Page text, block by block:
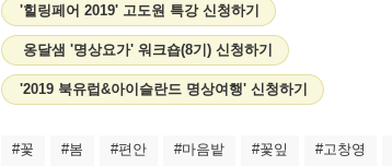
'힐링페어 2019' 고도원 특강 신청하기
옹달샘 '명상요가' 워크숍(8기) 신청하기
'2019 북유럽&아이슬란드 명상여행' 신청하기
#꽃 #봄 #편안 #마음밭 #꽃잎 #고창영